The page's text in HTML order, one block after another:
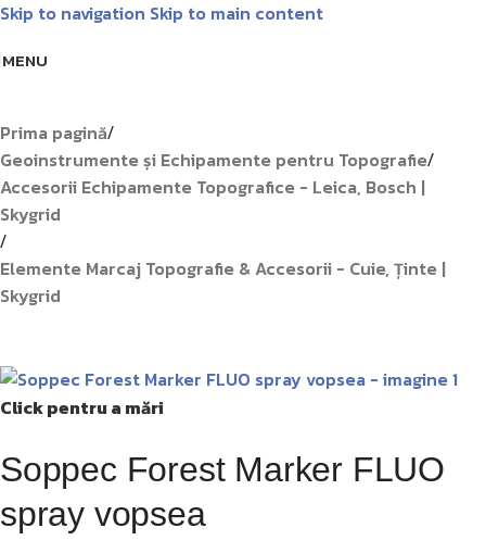
Skip to navigation Skip to main content
MENU
Prima pagină/
Geoinstrumente și Echipamente pentru Topografie/
Accesorii Echipamente Topografice - Leica, Bosch |
Skygrid
/
Elemente Marcaj Topografie & Accesorii - Cuie, Ținte |
Skygrid
Click pentru a mări
Soppec Forest Marker FLUO
spray vopsea